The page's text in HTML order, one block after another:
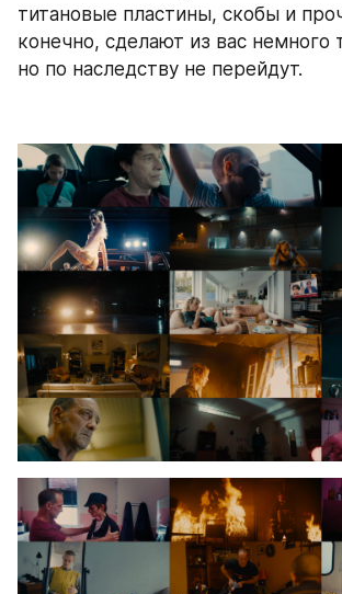
титановые пластины, скобы и
конечно, сделают из вас немного
но по наследству не перейдут.